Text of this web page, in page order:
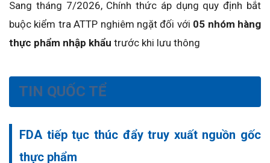
Sang tháng 7/2026, Chính thức áp dụng quy định bắt
buộc kiểm tra ATTP nghiêm ngặt đối với 05 nhóm hàng
thực phẩm nhập khẩu trước khi lưu thông
TIN QUỐC TỂ
FDA tiếp tục thúc đẩy truy xuất nguồn gốc
thực phẩm